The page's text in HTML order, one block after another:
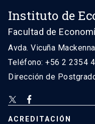
Instituto de
Facultad de
Avda. Vicuña
Teléfono: +56 2 2354
Dirección de
ACREDITACIÓN